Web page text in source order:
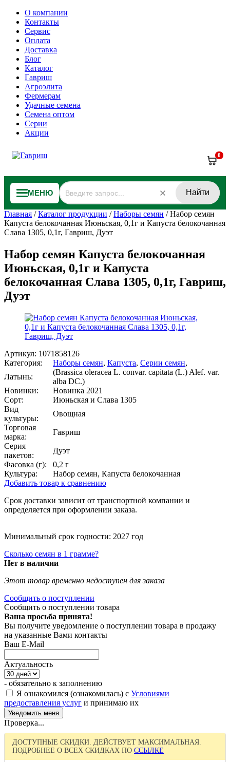
О компании
Контакты
Сервис
Оплата
Доставка
Блог
Каталог
Гавриш
Агроэлита
Фермерам
Удачные семена
Семена оптом
Серии
Акции
0
МЕНЮ Найти
Главная /Каталог продукции /Наборы семян /Набор семян
Капуста белокочанная Июньская, 0,1г и Капуста белокочанная
Слава 1305, 0,1г, Гавриш, Дуэт
Набор семян Капуста белокочанная
Июньская, 0,1г и Капуста
белокочанная Слава 1305, 0,1г, Гавриш,
Дуэт
Артикул: 1071858126
Категория:
Наборы семян, Капуста, Серии семян,
Латынь:
(Brassica oleracea L. convar. capitata (L.) Alef. var.
alba DC.)
Новинки:
Новинка 2021
Сорт:
Июньская и Слава 1305
Вид
культуры:
Овощная
Торговая
марка:
Гавриш
Серия
пакетов:
Дуэт
Фасовка (г):
0,2 г
Культура:
Набор семян, Капуста белокочанная
Добавить товар к сравнению
Срок доставки зависит от транспортной компании и
определяется при оформлении заказа.
Минимальный срок годности: 2027 год
Сколько семян в 1 грамме?
Нет в наличии
Этот товар временно недоступен для заказа
Сообщить о поступлении
Сообщить о поступлении товара
Ваша просьба принята!
Вы получите уведомление о поступлении товара в продажу
на указанные Вами контакты
Ваш E-Mail
Актуальность
- обязательно к заполнению
Я ознакомился (ознакомилась) с Условиями
предоставления услуг и принимаю их
Проверка...
ДОСТУПНЫЕ СКИДКИ. ДЕЙСТВУЕТ МАКСИМАЛЬНАЯ.
ПОДРОБНЕЕ О ВСЕХ СКИДКАХ ПО ССЫЛКЕ